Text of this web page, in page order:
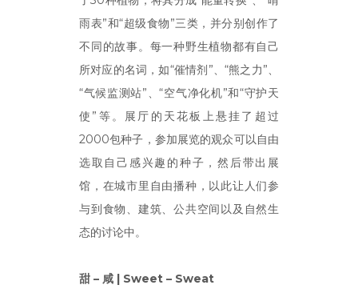
雨表”和“超级食物”三类，并分别创作了
不同的故事。每一种野生植物都有自己
所对应的名词，如“催情剂”、“熊之力”、
“气候监测站”、“空气净化机”和“守护天
使”等。展厅的天花板上悬挂了超过
2000包种子，参加展览的观众可以自由
选取自己感兴趣的种子，然后带出展
馆，在城市里自由播种，以此让人们参
与到食物、建筑、公共空间以及自然生
态的讨论中。
甜 – 咸 | Sweet – Sweat